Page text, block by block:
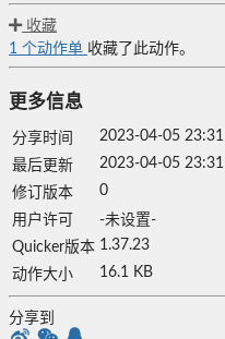
收藏
1 个动作单 收藏了此动作。
更多信息
分享时间
2023-04-05 23:31
最后更新
2023-04-05 23:31
修订版本
0
用户许可
-未设置-
Quicker版本 1.37.23
动作大小
16.1 KB
分享到